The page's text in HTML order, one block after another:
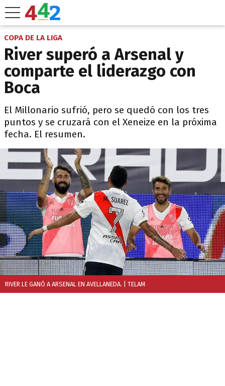
COPA DE LA LIGA
River superó a Arsenal y
comparte el liderazgo con
Boca
El Millonario sufrió, pero se quedó con los tres
puntos y se cruzará con el Xeneize en la próxima
fecha. El resumen.
RIVER LE GANÓ A ARSENAL EN AVELLANEDA. | TELAM